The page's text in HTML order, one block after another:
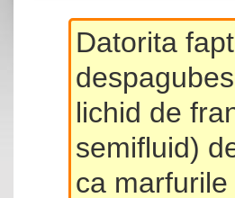
Datorita
lichid de
semifluid)
ca